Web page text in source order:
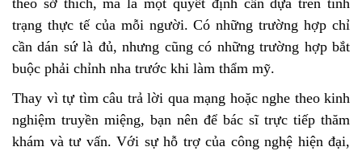
theo sở thích, mà là một quyết định cần dựa trên tình
trạng thực tế của mỗi người. Có những trường hợp chỉ
cần dán sứ là đủ, nhưng cũng có những trường hợp bắt
buộc phải chỉnh nha trước khi làm thẩm mỹ.
Thay vì tự tìm câu trả lời qua mạng hoặc nghe theo kinh
nghiệm truyền miệng, bạn nên để bác sĩ trực tiếp thăm
khám và tư vấn. Với sự hỗ trợ của công nghệ hiện đại,